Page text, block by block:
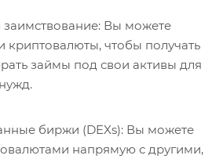
Вы можете
криптовалюты, чтобы получать
займы под свои активы для
биржи (DEXs): Вы можете
напрямую с другими,